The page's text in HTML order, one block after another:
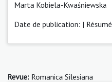
Marta Kobiela-Kwaśniewska
Date de publication: | Résumé
Revue: Romanica Silesiana